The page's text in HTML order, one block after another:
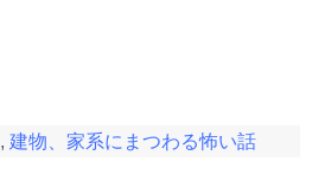
,建物、家系にまつわる怖い話